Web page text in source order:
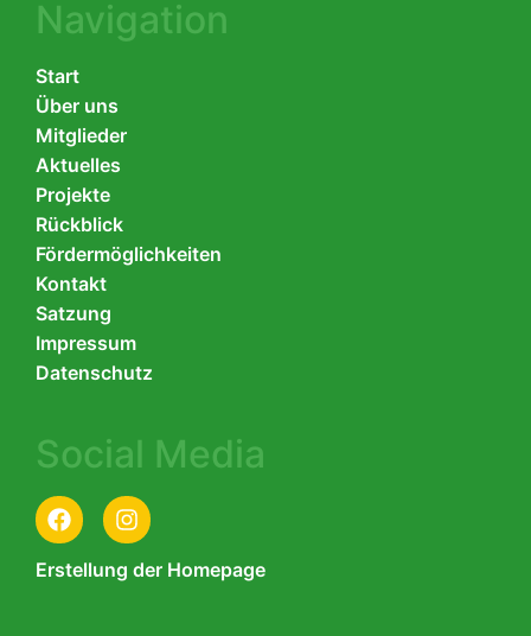
Navigation
Start
Über uns
Mitglieder
Aktuelles
Projekte
Rückblick
Fördermöglichkeiten
Kontakt
Satzung
Impressum
Datenschutz
Social Media
Erstellung der Homepage